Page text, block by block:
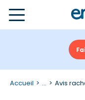
Accueil ... Avis